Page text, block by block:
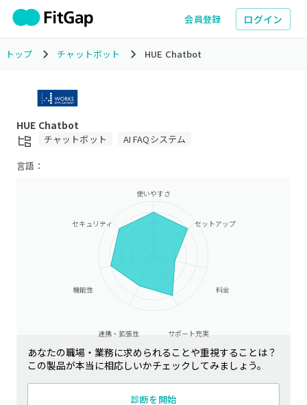
会員登録 ログイン
トップ チャットボット HUE Chatbot
HUE Chatbot
チャットボット AI FAQシステム
言語：
使いやすさ
セットアップ
料金
サポート充実
連携・拡張性
機能性
セキュリティ
あなたの職場・業務に求められることや重視することは？
この製品が本当に相応しいかチェックしてみましょう。
診断を開始